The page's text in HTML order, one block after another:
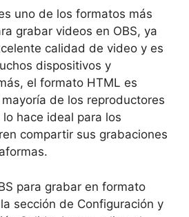
uno de los formatos más
grabar videos en OBS, ya
calidad de video y es
dispositivos y
el formato HTML es
de los reproductores
hace ideal para los
compartir sus grabaciones
para grabar en formato
sección de Configuración y